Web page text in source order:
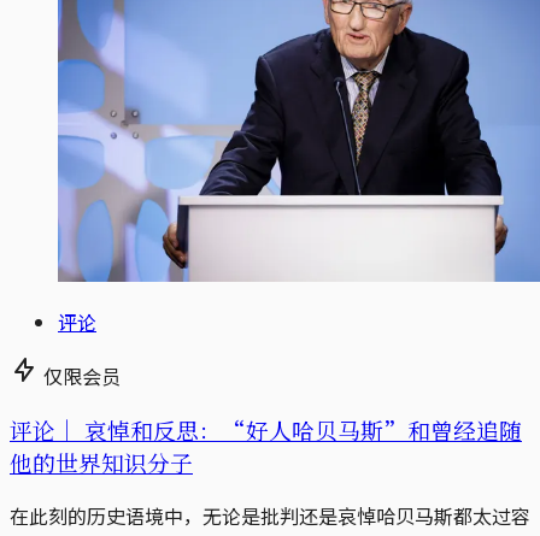
评论
仅限会员
评论｜ 哀悼和反思：“好人哈贝马斯”和曾经追随
他的世界知识分子
在此刻的历史语境中，无论是批判还是哀悼哈贝马斯都太过容